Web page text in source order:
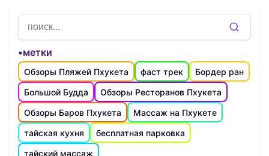
•метки
Обзоры Пляжей Пхукета фаст трек
Бордер ран
Большой Будда
Обзоры Ресторанов Пхукета
Обзоры Баров Пхукета
Массаж на Пхукете
тайская кухня
бесплатная парковка
тайский массаж